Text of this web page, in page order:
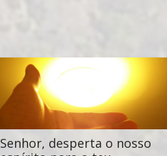
Senhor, desperta o nosso